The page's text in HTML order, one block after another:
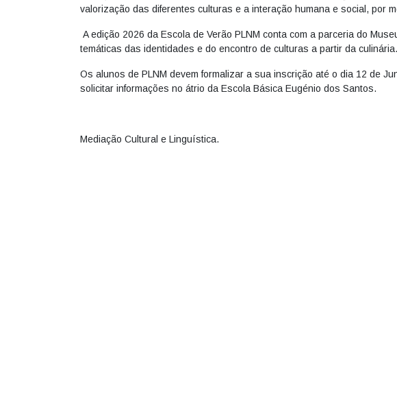
valorização das diferentes culturas e a interação humana e social, por
A edição 2026 da Escola de Verão PLNM conta com a parceria do
temáticas das identidades e do encontro de culturas a partir da culinária.
Os alunos de PLNM devem formalizar a sua inscrição até o dia 12 de
solicitar informações no átrio da Escola Básica Eugénio dos Santos.
Mediação Cultural e Linguística.